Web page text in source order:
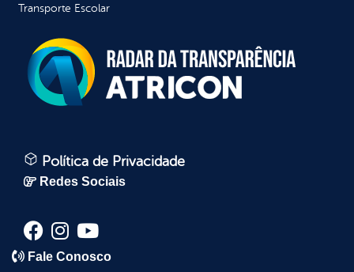
Transporte Escolar
Política de Privacidade
Redes Sociais
Fale Conosco